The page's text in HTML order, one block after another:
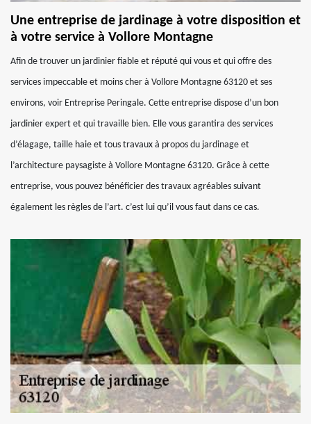
Une entreprise de jardinage à votre disposition et
à votre service à Vollore Montagne
Afin de trouver un jardinier fiable et réputé qui vous et qui offre des
services impeccable et moins cher à Vollore Montagne 63120 et ses
environs, voir Entreprise Peringale. Cette entreprise dispose d’un bon
jardinier expert et qui travaille bien. Elle vous garantira des services
d’élagage, taille haie et tous travaux à propos du jardinage et
l’architecture paysagiste à Vollore Montagne 63120. Grâce à cette
entreprise, vous pouvez bénéficier des travaux agréables suivant
également les règles de l’art. c’est lui qu’il vous faut dans ce cas.